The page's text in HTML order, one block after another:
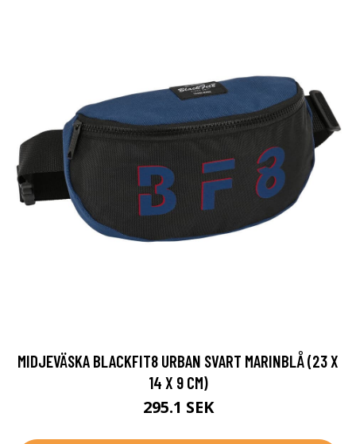
MIDJEVÄSKA BLACKFIT8 URBAN SVART MARINBLÅ (23 X
14 X 9 CM)
295.1 SEK